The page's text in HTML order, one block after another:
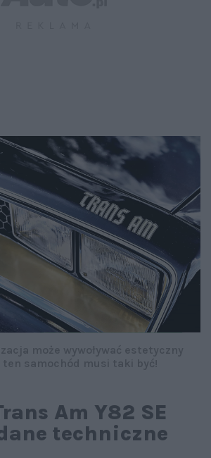
Am Y82 SE
techniczne